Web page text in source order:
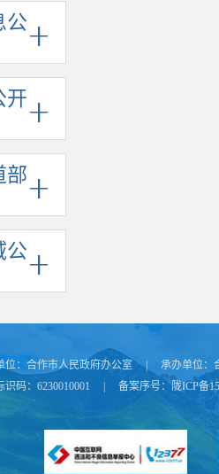
公
开
部
公
： 合作市人民政府办公室 承办单位：
识码：6230010001
备案序号：陇ICP备